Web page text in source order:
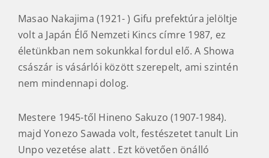
Masao Nakajima (1921- ) Gifu prefektúra jelöltje
volt a Japán Élő Nemzeti Kincs címre 1987, ez
életünkban nem sokunkkal fordul elő. A Showa
császár is vásárlói között szerepelt, ami szintén
nem mindennapi dolog.
Mestere 1945-től Hineno Sakuzo (1907-1984).
majd Yonezo Sawada volt, festészetet tanult Lin
Unpo vezetése alatt . Ezt követően önálló